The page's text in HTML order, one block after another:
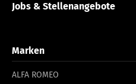
Jobs & Stellenangebote
Marken
ALFA ROMEO